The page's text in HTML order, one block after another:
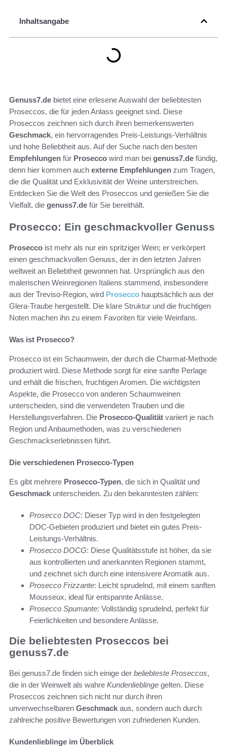
Inhaltsangabe
Genuss7.de bietet eine erlesene Auswahl der beliebtesten
Proseccos, die für jeden Anlass geeignet sind. Diese
Proseccos zeichnen sich durch ihren bemerkenswerten
Geschmack, ein hervorragendes Preis-Leistungs-Verhältnis
und hohe Beliebtheit aus. Auf der Suche nach den besten
Empfehlungen für Prosecco wird man bei genuss7.de fündig,
denn hier kommen auch externe Empfehlungen zum Tragen,
die die Qualität und Exklusivität der Weine unterstreichen.
Entdecken Sie die Welt des Proseccos und genießen Sie die
Vielfalt, die genuss7.de für Sie bereithält.
Prosecco: Ein geschmackvoller Genuss
Prosecco ist mehr als nur ein spritziger Wein; er verkörpert
einen geschmackvollen Genuss, der in den letzten Jahren
weltweit an Beliebtheit gewonnen hat. Ursprünglich aus den
malerischen Weinregionen Italiens stammend, insbesondere
aus der Treviso-Region, wird Prosecco hauptsächlich aus der
Glera-Traube hergestellt. Die klare Struktur und die fruchtigen
Noten machen ihn zu einem Favoriten für viele Weinfans.
Was ist Prosecco?
Prosecco ist ein Schaumwein, der durch die Charmat-Methode
produziert wird. Diese Methode sorgt für eine sanfte Perlage
und erhält die frischen, fruchtigen Aromen. Die wichtigsten
Aspekte, die Prosecco von anderen Schaumweinen
unterscheiden, sind die verwendeten Trauben und die
Herstellungsverfahren. Die Prosecco-Qualität variiert je nach
Region und Anbaumethoden, was zu verschiedenen
Geschmackserlebnissen führt.
Die verschiedenen Prosecco-Typen
Es gibt mehrere Prosecco-Typen, die sich in Qualität und
Geschmack unterscheiden. Zu den bekanntesten zählen:
Prosecco DOC: Dieser Typ wird in den festgelegten
DOC-Gebieten produziert und bietet ein gutes Preis-
Leistungs-Verhältnis.
Prosecco DOCG: Diese Qualitätsstufe ist höher, da sie
aus kontrollierten und anerkannten Regionen stammt,
und zeichnet sich durch eine intensivere Aromatik aus.
Prosecco Frizzante: Leicht sprudelnd, mit einem sanften
Mousseux, ideal für entspannte Anlässe.
Prosecco Spumante: Vollständig sprudelnd, perfekt für
Feierlichkeiten und besondere Anlässe.
Die beliebtesten Proseccos bei
genuss7.de
Bei genuss7.de finden sich einige der beliebteste Proseccos,
die in der Weinwelt als wahre Kundenlieblinge gelten. Diese
Proseccos zeichnen sich nicht nur durch ihren
unverwechselbaren Geschmack aus, sondern auch durch
zahlreiche positive Bewertungen von zufriedenen Kunden.
Kundenlieblinge im Überblick